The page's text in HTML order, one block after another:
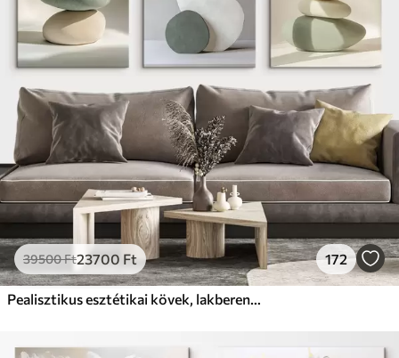
Prémium
Tól19750Ft
✓Élénk, gazdag színek
✓Fakulásálló
Biztonságos, szagtalan tinta
✓Vászonhatású felület
✗Környezetbarát anyag
Eco-Prémium
Tól24810Ft
✓Élénk, gazdag színek
✓Fakulásálló
39500Ft23700 Ft 172
Pealisztikus esztétikai kövek, lakberendezés, természetes megvilágítás